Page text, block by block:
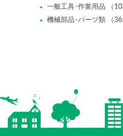
一般工具･作業用品 （
機械部品･パーツ類 （